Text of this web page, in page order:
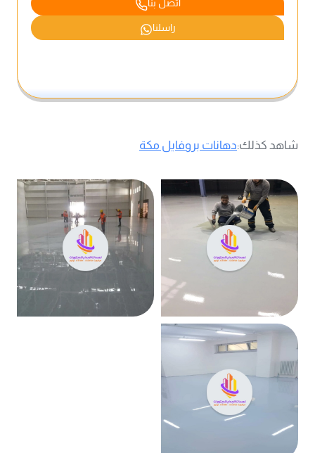
اتصل بنا
راسلنا
شاهد كذلك:دهانات بروفايل مكة